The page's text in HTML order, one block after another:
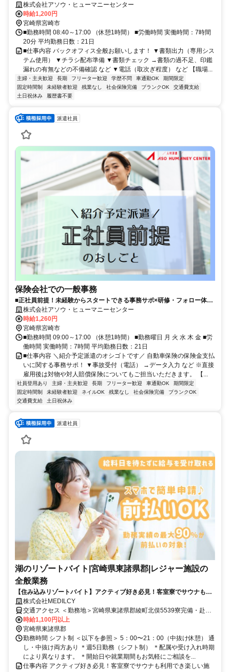
OK♪17時ピタ退社で効率よく稼げます■土日祝お休み×残業ナシ！ワーク
ライフバランスは抜群■宮崎駅・バス停から徒歩圏内♪通勤ラクラクな好
立地×車通勤相談OK！コンビニも近くにある便利な周辺環境です
株式会社アソウ・ヒューマニーセンター
時給1,200円
宮崎県宮崎市
■勤務時間 08:40～17:00 （休憩1時間） ■労働時間 実働時間：7時間
20分 平均勤務日数：21日
■仕事内容 バックオフィス全般お願いします！ ▼書類出力（専用シス
テム使用） ▼チラシ配布準備 ▼書類チェック →書類の過不足、印鑑
漏れの有無などの不備確認 など ▼電話（取次ぎ程度） など 【職場...
主婦・主夫歓迎 長期 フリーター歓迎 学歴不問 車通勤OK
期間限定
固定時間制
未経験者歓迎 残業なし 社会保険完備 ブランクOK
交通費支給
土日祝休み
履歴書不要
派遣社員
保険会社での一般事務
■正社員前提！未経験からスタートできる事務サポ×研修・フォロー体制
充実で安心◎■年間休日120日×土日祝休み◎残業ナシ×17時ピタ退社♪プ
ライベートを大切にしながら働けます■宮崎駅チカ×車通勤もOK◎うれ
しいネイルOKでお仕事中も自分らしく♪
株式会社アソウ・ヒューマニーセンター
時給1,260円
宮崎県宮崎市
■勤務時間 09:00～17:00 （休憩1時間） ■勤務曜日 月 火 水 木 金 ■労
働時間 実働時間：7時間 平均勤務日数：21日
■仕事内容 ＼紹介予定派遣のオシゴトです／ 自動車保険の保険金支払
いに関する事務サポ！ ▼事故受付（電話） →データ入力 など ※直接
雇用後は対物や対人賠償保険についてもご担当いただきます。 【...
社員登用あり 主婦・主夫歓迎 長期 フリーター歓迎 車通勤OK
期間限定
固定時間制
未経験者歓迎 ネイルOK 残業なし 社会保険完備
ブランクOK
交通費支給
土日祝休み
派遣社員
湖のリゾートバイト|宮崎県東諸県郡|レジャー施設の
全般業務
【住み込みリゾートバイト】アクティブ好き必見！客室寮でサウナも利
用でき楽しい施設
株式会社MEDILCY
交通アクセス ＜勤務地＞宮崎県東諸県郡綾町北俣5539寮完備・赴任
交通費支給！◆寮完備◆日払い最大90％対応◆最短"当日"にお仕事ご
紹介
時給1,100円以上
宮崎県東諸県郡
勤務時間 シフト制 ＜以下を参照＞ 5：00〜21：00（中抜け休憩） 通
し・中抜け両方あり ＊週5日勤務（シフト制） ＊配属や受け入れ時期
により異なります。 ＊開始日や就業期間もお気軽にご相談を...
仕事内容 アクティブ好き必見！客室寮でサウナも利用でき楽しい施